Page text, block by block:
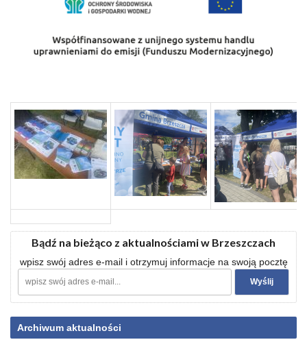
Bądź na bieżąco z aktualnościami w Brzeszczach
wpisz swój adres e-mail i otrzymuj informacje na swoją pocztę
Archiwum aktualności